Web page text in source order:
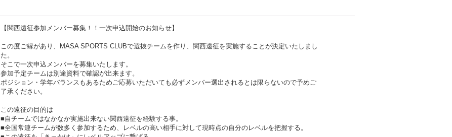
【関西遠征参加メンバー募集！！一次申込開始のお知らせ】
この度ご縁があり、MASA SPORTS CLUBで選抜チームを作り、関西遠征を実施することが決定いたしまし
た。
そこで一次申込メンバーを募集いたします。
参加予定チームは別途資料で確認が出来ます。
ポジション・学年バランスもあるためご応募いただいても必ずメンバー選出されるとは限らないので予めご
了承ください。
この遠征の目的は
■自チームではなかなか実施出来ない関西遠征を経験する事。
■全国常連チームが数多く参加するため、レベルの高い相手に対して現時点の自分のレベルを把握する。